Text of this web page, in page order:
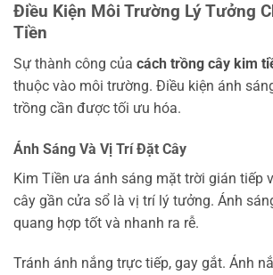
Điều Kiện Môi Trường Lý Tưởng
Tiền
Sự thành công của cách trồng cây kim
thuộc vào môi trường. Điều kiện ánh
trồng cần được tối ưu hóa.
Ánh Sáng Và Vị Trí Đặt Cây
Kim Tiền ưa ánh sáng mặt trời gián tiếp
cây gần cửa sổ là vị trí lý tưởng. Ánh
quang hợp tốt và nhanh ra rễ.
Tránh ánh nắng trực tiếp, gay gắt. Ánh